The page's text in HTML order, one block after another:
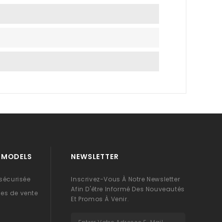
de vente
NEWSLETTER
Inscrivez-Vous À Notre Newsletter
Afin D'être Informé Des Nouveautés
Et Promos À Venir.